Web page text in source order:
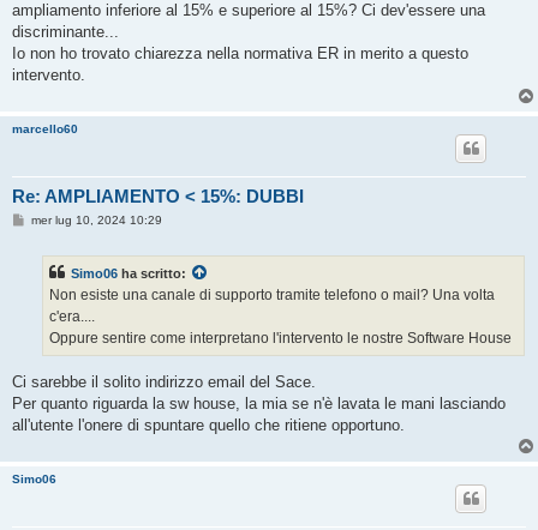
ampliamento inferiore al 15% e superiore al 15%? Ci dev'essere una
discriminante...
Io non ho trovato chiarezza nella normativa ER in merito a questo
intervento.
marcello60
Re: AMPLIAMENTO < 15%: DUBBI
Mmer lug 10, 2024 10:29
Simo06 ha scritto:
Non esiste una canale di supporto tramite telefono o mail? Una volta
c'era....
Oppure sentire come interpretano l'intervento le nostre Software House
Ci sarebbe il solito indirizzo email del Sace.
Per quanto riguarda la sw house, la mia se n'è lavata le mani lasciando
all'utente l'onere di spuntare quello che ritiene opportuno.
Simo06